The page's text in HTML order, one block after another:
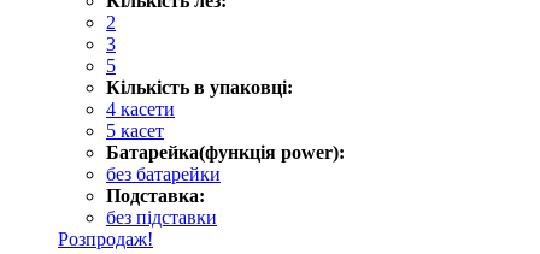
2
3
5
Кількість в упаковці:
4 касети
5 касет
Батарейка(функція power):
без батарейки
Подставка:
без підставки
Розпродаж!